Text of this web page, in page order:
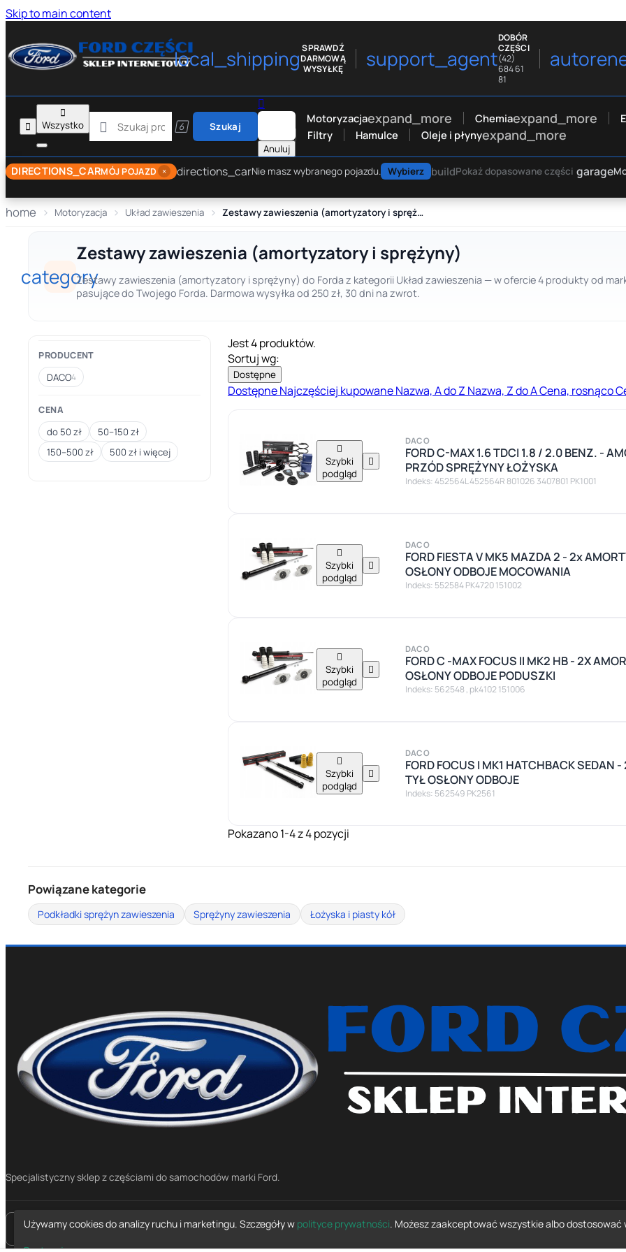
Skip to main content
local_shippingSPRAWDŹ
DARMOWĄ
WYSYŁKĘ
support_agent
DOBÓR
CZĘŚCI
(42)
684 61
81


Wszystko
  Szukaj

Anuluj
Motoryzacjaexpand_more Chemiaexpand_more
Filtry Hamulce Oleje i płynyexpand_more
DIRECTIONS_CARMÓJ POJAZD × directions_carNie masz wybranego pojazdu. Wybierz buildPokaż dopasowane części garage
home Motoryzacja Układ zawieszenia Zestawy zawieszenia (amortyzatory i sprężyny)
category
Zestawy zawieszenia (amortyzatory i sprężyny)
Zestawy zawieszenia (amortyzatory i sprężyny) do Forda z kategorii Układ zawieszenia — w ofercie 4 produkty od
pasujące do Twojego Forda. Darmowa wysyłka od 250 zł, 30 dni na zwrot.
PRODUCENT
DACO4
CENA
do 50 zł
50–150 zł
150–500 zł
500 zł i więcej
Jest 4 produktów.
Sortuj wg:
Dostępne
DostępneNajczęściej kupowaneNazwa, A do Z Nazwa, Z do ACena, rosnąco

Szybki
podgląd

DACO
FORD C-MAX 1.6 TDCI 1.8 / 2.0 BENZ. -
PRZÓD SPRĘŻYNY ŁOŻYSKA
Indeks: 452564L 452564R 801026 3407801 PK1001

Szybki
podgląd

DACO
FORD FIESTA V MK5 MAZDA 2 - 2x
OSŁONY ODBOJE MOCOWANIA
Indeks: 552584 PK4720 151002

Szybki
podgląd

DACO
FORD C -MAX FOCUS II MK2 HB - 2X
OSŁONY ODBOJE PODUSZKI
Indeks: 562548 , pk4102 151006

Szybki
podgląd

DACO
FORD FOCUS I MK1 HATCHBACK SEDAN
TYŁ OSŁONY ODBOJE
Indeks: 562549 PK2561
Pokazano 1-4 z 4 pozycji
Powiązane kategorie
Podkładki sprężyn zawieszenia Sprężyny zawieszenia Łożyska i piasty kół
Specjalistyczny sklep z częściami do samochodów marki Ford.
placeMapa dojazdu © 2026 fordczesci.com — wszelkie prawa zastrzeżone
Używamy cookies do analizy ruchu i marketingu. Szczegóły w polityce prywatności. Możesz zaakceptować wszystkie albo dostosować